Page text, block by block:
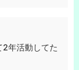
年活動してた